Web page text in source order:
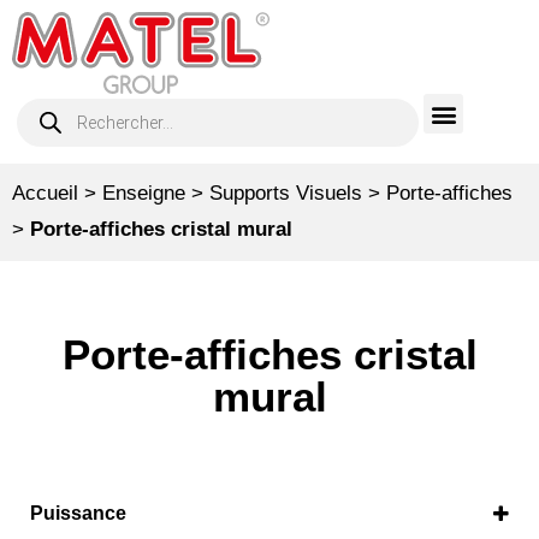
Accueil > Enseigne > Supports Visuels > Porte-affiches
> Porte-affiches cristal mural
Porte-affiches cristal
mural
Puissance